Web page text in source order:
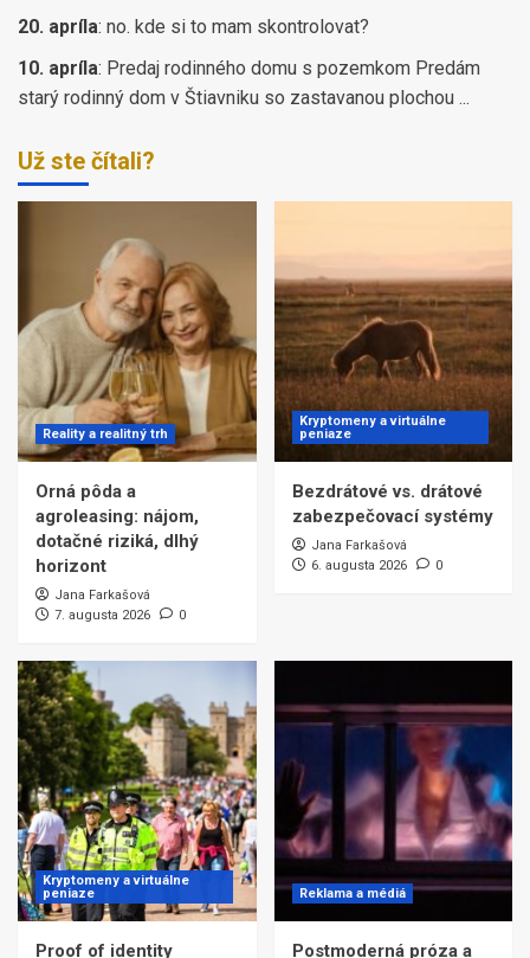
20. apríla: no. kde si to mam skontrolovat?
10. apríla: Predaj rodinného domu s pozemkom Predám
starý rodinný dom v Štiavniku so zastavanou plochou ...
Už ste čítali?
Reality a realitný trh
Orná pôda a
agroleasing: nájom,
dotačné riziká, dlhý
horizont
Jana Farkašová
7. augusta 2026
0
Kryptomeny a virtuálne
peniaze
Bezdrátové vs. drátové
zabezpečovací systémy
Jana Farkašová
6. augusta 2026
0
Kryptomeny a virtuálne
peniaze
Proof of identity
Reklama a médiá
Postmoderná próza a